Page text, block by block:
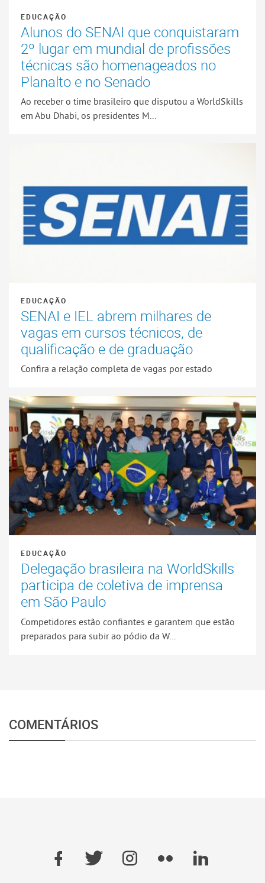
EDUCAÇÃO
Alunos do SENAI que conquistaram
2º lugar em mundial de profissões
técnicas são homenageados no
Planalto e no Senado
Ao receber o time brasileiro que disputou a WorldSkills
em Abu Dhabi, os presidentes M...
EDUCAÇÃO
SENAI e IEL abrem milhares de
vagas em cursos técnicos, de
qualificação e de graduação
Confira a relação completa de vagas por estado
EDUCAÇÃO
Delegação brasileira na WorldSkills
participa de coletiva de imprensa
em São Paulo
Competidores estão confiantes e garantem que estão
preparados para subir ao pódio da W...
COMENTÁRIOS